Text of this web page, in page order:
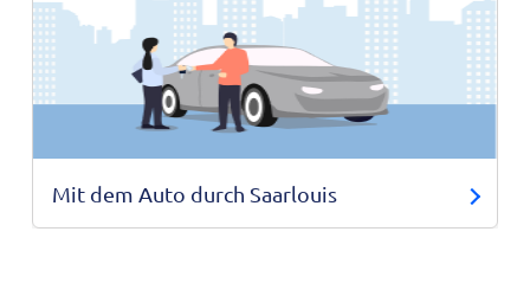
Mit dem Auto durch Saarlouis